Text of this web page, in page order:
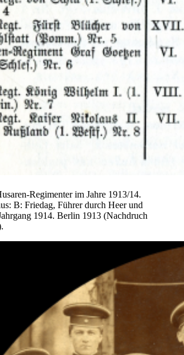
Regimenter im Jahre 1913/14.
B: Friedag, Führer durch Heer und
1914. Berlin 1913 (Nachdruch